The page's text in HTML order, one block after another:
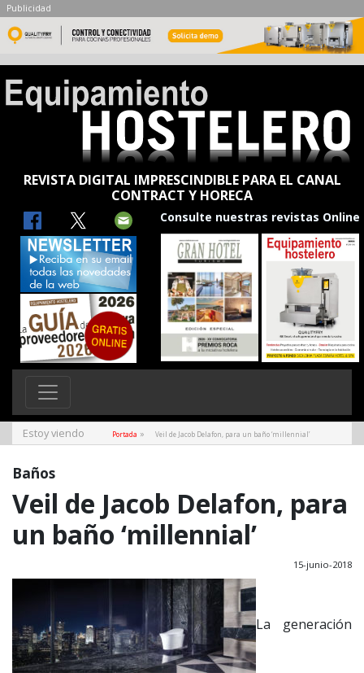
Publicidad
REVISTA DIGITAL IMPRESCINDIBLE PARA EL CANAL
CONTRACT Y HORECA
Consulte nuestras revistas Online
Estoy viendo Portada » Veil de Jacob Delafon, para un baño ‘millennial’
Baños
Veil de Jacob Delafon, para
un baño ‘millennial’
15-junio-2018
La generación